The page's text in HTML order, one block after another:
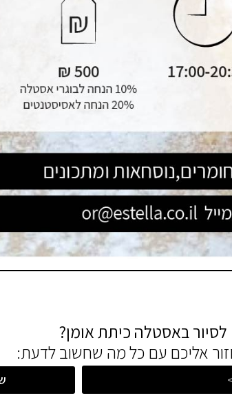
באסטלה כיתת אומן?
אליכם עם כל מה שחשוב לדעת: